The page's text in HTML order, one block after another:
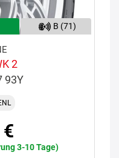
B (71)
2
93Y
3-10 Tage)